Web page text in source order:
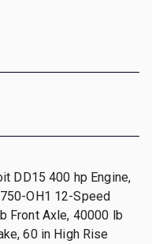
DD15 400 hp Engine,
OH1 12-Speed
Front Axle, 40000 lb
60 in High Rise